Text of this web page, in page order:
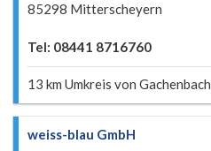
85298 Mitterscheyern
Tel: 08441 8716760
13 km Umkreis von Gachenbach
weiss-blau GmbH